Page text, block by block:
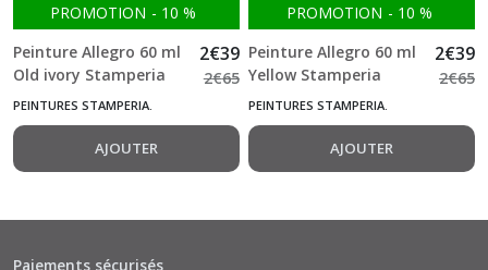
PROMOTION - 10 %
Peinture Allegro 60 ml
Old ivory Stamperia
2€39
2€65
PEINTURES STAMPERIA.
AJOUTER
PROMOTION - 10 %
Peinture Allegro 60 ml
Yellow Stamperia
2€39
2€65
PEINTURES STAMPERIA.
AJOUTER
Paiements sécurisés